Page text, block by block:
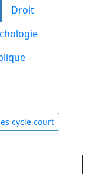
Droit
cycle court